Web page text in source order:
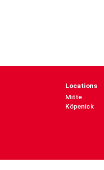
Locations
Mitte
Köpenick